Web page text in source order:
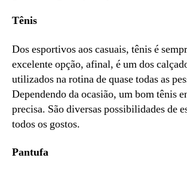
Tênis
Dos esportivos aos casuais, tênis é
excelente opção, afinal, é um dos
utilizados na rotina de quase todas as
Dependendo da ocasião, um bom tênis
precisa. São diversas possibilidades de
todos os gostos.
Pantufa